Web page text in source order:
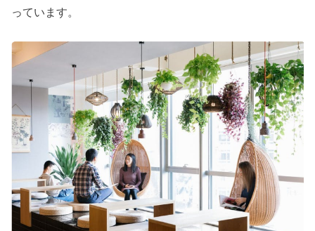
っています。